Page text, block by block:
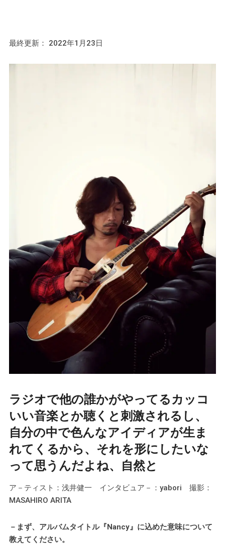
最終更新： 2022年1月23日
ラジオで他の誰かがやってるカッコ
いい音楽とか聴くと刺激されるし、
自分の中で色んなアイディアが生ま
れてくるから、それを形にしたいな
って思うんだよね、自然と
ア－ティスト：浅井健一 インタビュア－：yabori 撮影：
MASAHIRO ARITA
－まず、アルバムタイトル『Nancy』に込めた意味について
教えてください。